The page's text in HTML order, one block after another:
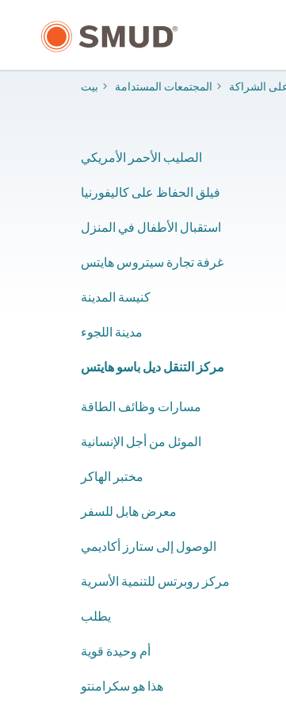
المحتوى
بيت المجتمعات المستدامة الشراكة
الصليب الأحمر الأمريكي
فيلق الحفاظ على كاليفورنيا
استقبال الأطفال في المنزل
غرفة تجارة سيتروس هايتس
كنيسة المدينة
مدينة اللجوء
مركز التنقل ديل باسو هايتس
مسارات وظائف الطاقة
الموئل من أجل الإنسانية
مختبر الهاكر
معرض هابل للسفر
الوصول إلى ستارز أكاديمي
مركز روبرتس للتنمية الأسرية
يطلب
أم وحيدة قوية
هذا هو سكرامنتو